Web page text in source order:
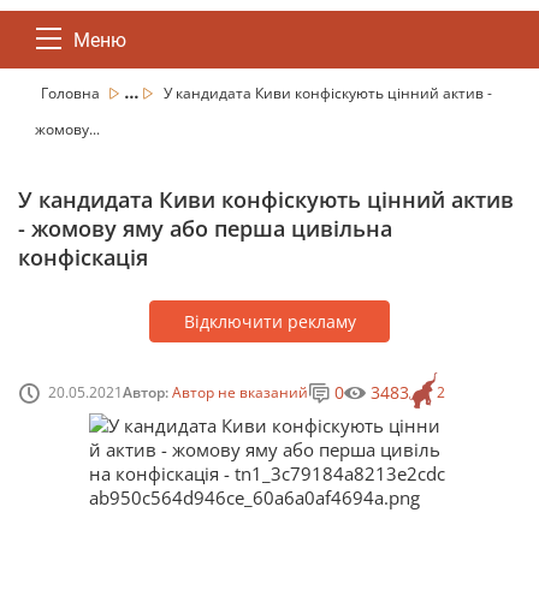
Меню
Головна ...
У кандидата Киви конфіскують цінний актив -
жомову...
У кандидата Киви конфіскують цінний актив
- жомову яму або перша цивільна
конфіскація
Відключити рекламу
20.05.2021Автор:Автор не вказаний 2
0 3483